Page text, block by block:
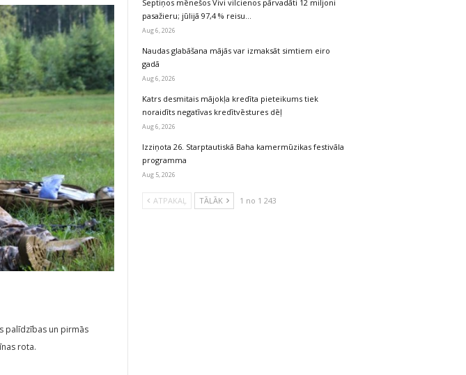
palīdzības un pirmās
rota.
Septiņos mēnešos Vivi vilcienos pārvadāti 12 miljoni
pasažieru; jūlijā 97,4 % reisu…
Aug 6, 2026
Naudas glabāšana mājās var izmaksāt simtiem eiro
gadā
Aug 6, 2026
Katrs desmitais mājokļa kredīta pieteikums tiek
noraidīts negatīvas kredītvēstures dēļ
Aug 6, 2026
Izziņota 26. Starptautiskā Baha kamermūzikas festivāla
programma
Aug 5, 2026
ATPAKAĻ TĀLĀK 1 no 1 243